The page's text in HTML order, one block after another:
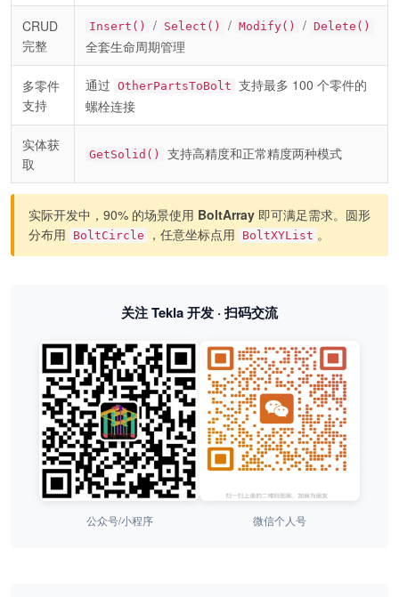
CRUD
完整
Insert() / Select() / Modify() / Delete()
全套生命周期管理
多零件
支持
通过 OtherPartsToBolt 支持最多 100 个零件的
螺栓连接
实体获
取
GetSolid() 支持高精度和正常精度两种模式
实际开发中，90% 的场景使用 BoltArray 即可满足需求。圆形
分布用
BoltCircle ，任意坐标点用 BoltXYList 。
关注 Tekla 开发 · 扫码交流
公众号/小程序 微信个人号